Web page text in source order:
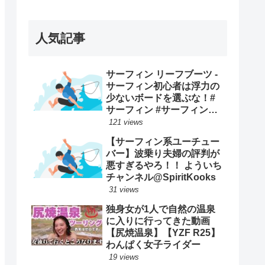
人気記事
サーフィン リーフブーツ -
サーフィン初心者は浮力の
少ないボードを選ぶな！#
サーフィン #サーフィンス
クール #川畑友吾 #千葉 #湘
121 views
【サーフィン系ユーチュー
バー】波乗り夫婦の評判が
悪すぎるやろ！！ よういち
チャンネル@SpiritKooks
31 views
独身女が1人で自然の温泉
に入りに行ってきた動画
【尻焼温泉】【YZF R25】
わんぱく女子ライダー
19 views